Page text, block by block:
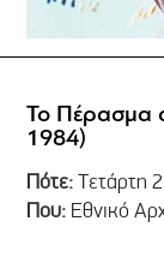
Το Πέρασμα
1984)
Πότε:Tετάρτη
Που: Εθνικό